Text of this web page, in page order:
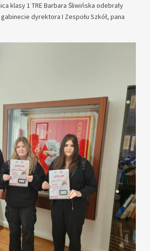
klasy 1 TRE Barbara Śliwińska odebrały
dyrektora I Zespołu Szkół, pana